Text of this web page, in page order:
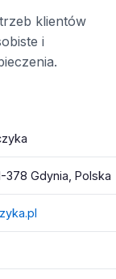
klientów
i
378 Gdynia, Polska